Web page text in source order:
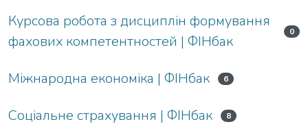
Курсова робота з дисциплін формування
фахових компетентностей | ФІНбак
0
Міжнародна економіка | ФІНбак 6
Соціальне страхування | ФІНбак 8